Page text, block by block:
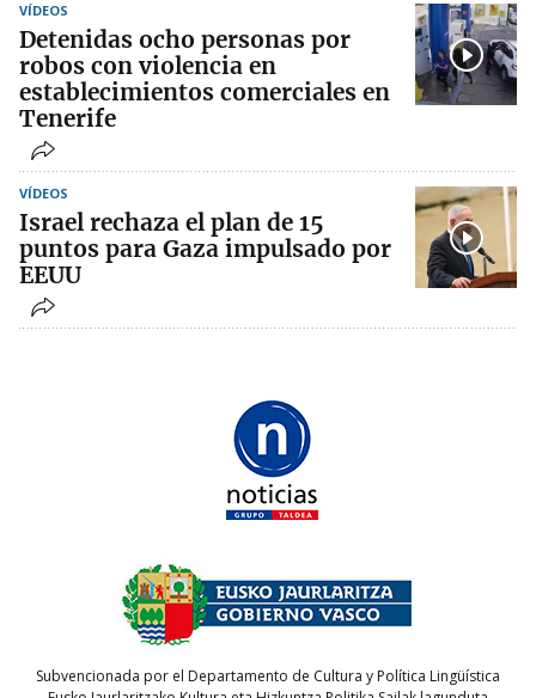
VÍDEOS
Detenidas ocho personas por
robos con violencia en
establecimientos comerciales en
Tenerife
VÍDEOS
Israel rechaza el plan de 15
puntos para Gaza impulsado por
EEUU
Subvencionada por el Departamento de Cultura y Política Lingüística